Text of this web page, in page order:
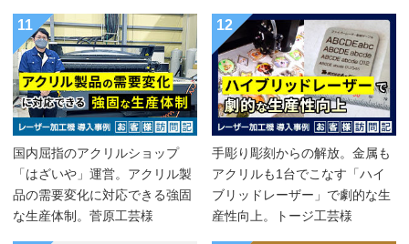
11
国内屈指のアクリルショップ
「はざいや」運営。アクリル製
品の需要変化に対応できる強固
な生産体制。菅原工芸様
12
手彫り彫刻からの解放。金属も
アクリルも1台でこなす「ハイ
ブリッドレーザー」で劇的な生
産性向上。トージ工芸様